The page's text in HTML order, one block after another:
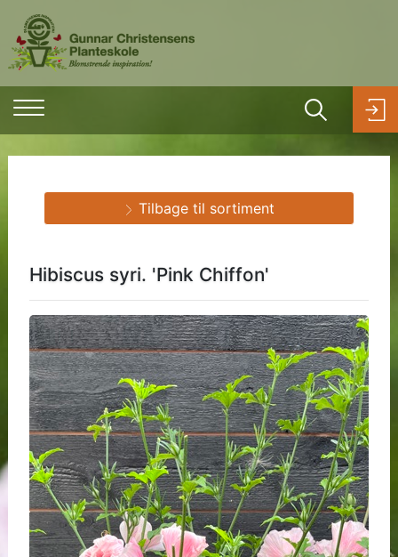
Hibiscus syri. 'Pink Chiffon'
Tilbage til sortiment